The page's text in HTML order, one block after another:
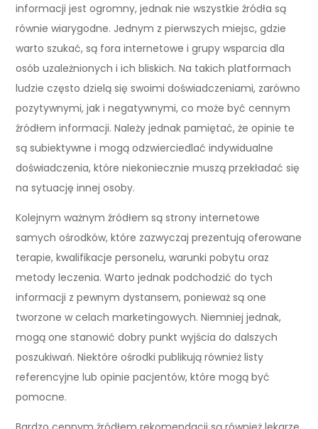
informacji jest ogromny, jednak nie wszystkie źródła są
równie wiarygodne. Jednym z pierwszych miejsc, gdzie
warto szukać, są fora internetowe i grupy wsparcia dla
osób uzależnionych i ich bliskich. Na takich platformach
ludzie często dzielą się swoimi doświadczeniami, zarówno
pozytywnymi, jak i negatywnymi, co może być cennym
źródłem informacji. Należy jednak pamiętać, że opinie te
są subiektywne i mogą odzwierciedlać indywidualne
doświadczenia, które niekoniecznie muszą przekładać się
na sytuację innej osoby.
Kolejnym ważnym źródłem są strony internetowe
samych ośrodków, które zazwyczaj prezentują oferowane
terapie, kwalifikacje personelu, warunki pobytu oraz
metody leczenia. Warto jednak podchodzić do tych
informacji z pewnym dystansem, ponieważ są one
tworzone w celach marketingowych. Niemniej jednak,
mogą one stanowić dobry punkt wyjścia do dalszych
poszukiwań. Niektóre ośrodki publikują również listy
referencyjne lub opinie pacjentów, które mogą być
pomocne.